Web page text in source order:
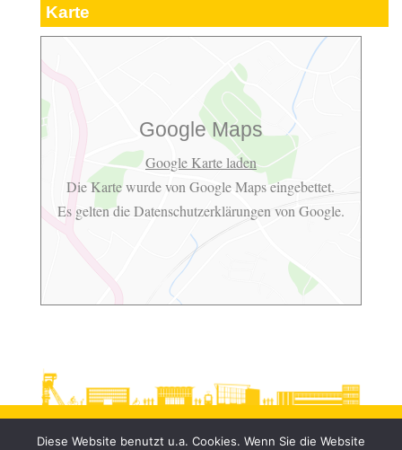
Karte
Google Maps
Google Karte laden
Die Karte wurde von Google Maps eingebettet.
Es gelten dieDatenschutzerklärungen von Google.
Diese Website benutzt u.a. Cookies. Wenn Sie die Website